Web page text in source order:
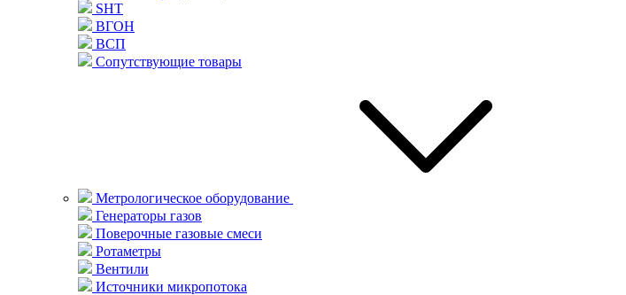
SHT
ВГОН
ВСП
Сопутствующие товары
Метрологическое оборудование
Генераторы газов
Поверочные газовые смеси
Ротаметры
Вентили
Источники микропотока